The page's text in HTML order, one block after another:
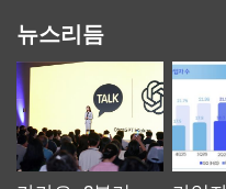
뉴스리듬